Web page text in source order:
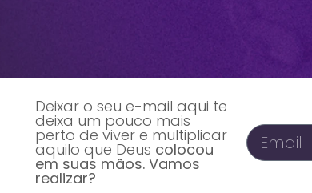
Deixar o seu e-mail aqui te
deixa um pouco mais
perto de viver e multiplicar
aquilo que Deus colocou
em suas mãos. Vamos
realizar?